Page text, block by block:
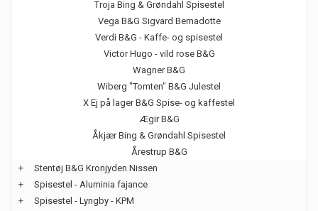
Troja Bing & Grøndahl Spisestel
Vega B&G Sigvard Bernadotte
Verdi B&G - Kaffe- og spisestel
Victor Hugo - vild rose B&G
Wagner B&G
Wiberg "Tomten" B&G Julestel
X Ej på lager B&G Spise- og kaffestel
Ægir B&G
Åkjær Bing & Grøndahl Spisestel
Årestrup B&G
+
Stentøj B&G Kronjyden Nissen
+
Spisestel - Aluminia fajance
+
Spisestel - Lyngby - KPM